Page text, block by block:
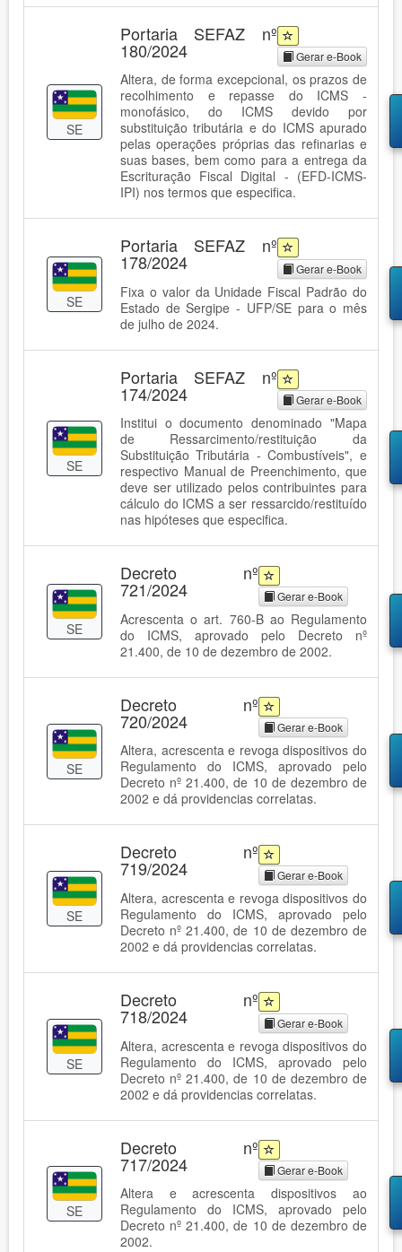
SE
Portaria SEFAZ nº
180/2024 Gerar e-Book
Altera, de forma excepcional, os prazos de
recolhimento e repasse do ICMS -
monofásico, do ICMS devido por
substituição tributária e do ICMS apurado
pelas operações próprias das refinarias e
suas bases, bem como para a entrega da
Escrituração Fiscal Digital - (EFD-ICMS-
IPI) nos termos que especifica.
SE
Portaria SEFAZ nº
178/2024 Gerar e-Book
Fixa o valor da Unidade Fiscal Padrão do
Estado de Sergipe - UFP/SE para o mês
de julho de 2024.
SE
Portaria SEFAZ nº
174/2024 Gerar e-Book
Institui o documento denominado "Mapa
de Ressarcimento/restituição da
Substituição Tributária - Combustíveis", e
respectivo Manual de Preenchimento, que
deve ser utilizado pelos contribuintes para
cálculo do ICMS a ser ressarcido/restituído
nas hipóteses que especifica.
SE
Decreto nº
721/2024 Gerar e-Book
Acrescenta o art. 760-B ao Regulamento
do ICMS, aprovado pelo Decreto nº
21.400, de 10 de dezembro de 2002.
SE
Decreto nº
720/2024 Gerar e-Book
Altera, acrescenta e revoga dispositivos do
Regulamento do ICMS, aprovado pelo
Decreto nº 21.400, de 10 de dezembro de
2002 e dá providencias correlatas.
SE
Decreto nº
719/2024 Gerar e-Book
Altera, acrescenta e revoga dispositivos do
Regulamento do ICMS, aprovado pelo
Decreto nº 21.400, de 10 de dezembro de
2002 e dá providencias correlatas.
SE
Decreto nº
718/2024 Gerar e-Book
Altera, acrescenta e revoga dispositivos do
Regulamento do ICMS, aprovado pelo
Decreto nº 21.400, de 10 de dezembro de
2002 e dá providencias correlatas.
SE
Decreto nº
717/2024 Gerar e-Book
Altera e acrescenta dispositivos ao
Regulamento do ICMS, aprovado pelo
Decreto nº 21.400, de 10 de dezembro de
2002.